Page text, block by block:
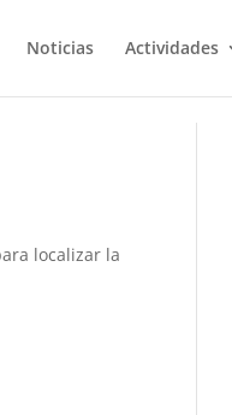
Noticias Actividades
localizar la